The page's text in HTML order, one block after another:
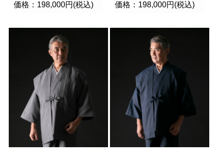
価格：198,000円(税込)
価格：198,000円(税込)